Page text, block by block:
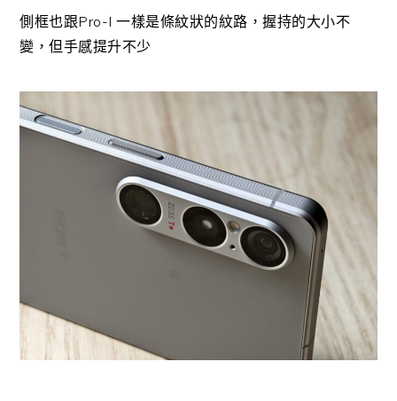
側框也跟Pro-I 一樣是條紋狀的紋路，握持的大小不
變，但手感提升不少